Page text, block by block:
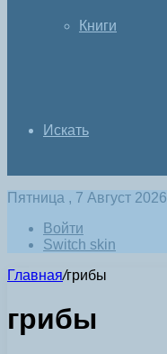
Книги
Искать
Пятница , 7 Август 2026
Войти
Switch skin
Главная/грибы
грибы